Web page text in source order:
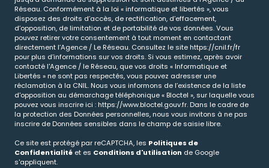
Réseau. Conformément à la loi « informatique et libertés », vous
disposez des droits d’accès, de rectification, d’effacement,
d’opposition, de limitation et de portabilité de vos données. Vous
pouvez retirer votre consentement à tout moment en contactant
directement l’Agence / Le Réseau. Consultez le sitehttps://cnil.fr/fr
pour plus d’informations sur vos droits. Si vous estimez, après avoir
contacté l'Agence / le Réseau, que vos droits « Informatique et
Libertés » ne sont pas respectés, vous pouvez adresser une
réclamation à la CNIL. Nous vous informons de l’existence de la liste
d'opposition au démarchage téléphonique « Bloctel », sur laquelle vous
pouvez vous inscrire ici :https://www.bloctel.gouv.fr. Dans le cadre de
la protection des Données personnelles, nous vous invitons à ne pas
inscrire de Données sensibles dans le champ de saisie libre.
Ce site est protégé par reCAPTCHA, les Politiques de
Confidentialité et es Conditions d'utilisation de Google
s'appliquent.